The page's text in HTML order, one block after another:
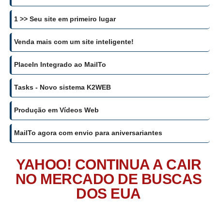
1 >> Seu site em primeiro lugar
Venda mais com um site inteligente!
PlaceIn Integrado ao MailTo
Tasks - Novo sistema K2WEB
Produção em Vídeos Web
MailTo agora com envio para aniversariantes
YAHOO! CONTINUA A CAIR
NO MERCADO DE BUSCAS
DOS EUA